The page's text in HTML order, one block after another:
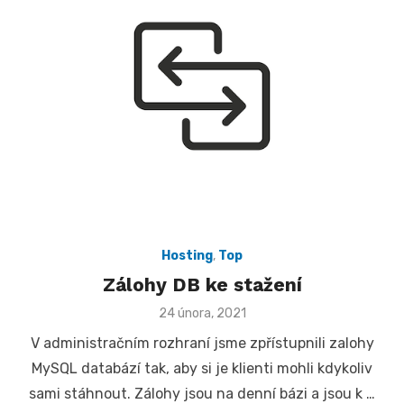
Hosting, Top
Zálohy DB ke stažení
Posted
24 února, 2021
V administračním rozhraní jsme zpřístupnili zalohy
MySQL databází tak, aby si je klienti mohli kdykoliv
sami stáhnout. Zálohy jsou na denní bázi a jsou k …